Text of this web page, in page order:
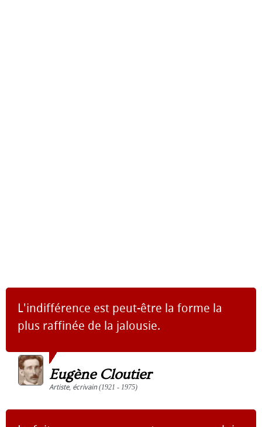
L'indifférence est peut-être la forme la
plus raffinée de la jalousie.
Eugène Cloutier
Artiste, écrivain(1921 - 1975)